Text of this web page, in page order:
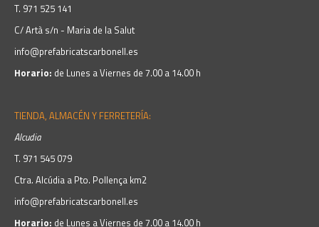
T. 971 525 141
C/ Artà s/n - Maria de la Salut
info@prefabricatscarbonell.es
Horario: de Lunes a Viernes de 7.00 a 14.00 h
TIENDA, ALMACÉN Y FERRETERÍA:
Alcudia
T. 971 545 079
Ctra. Alcúdia a Pto. Pollença km2
info@prefabricatscarbonell.es
Horario: de Lunes a Viernes de 7.00 a 14.00 h